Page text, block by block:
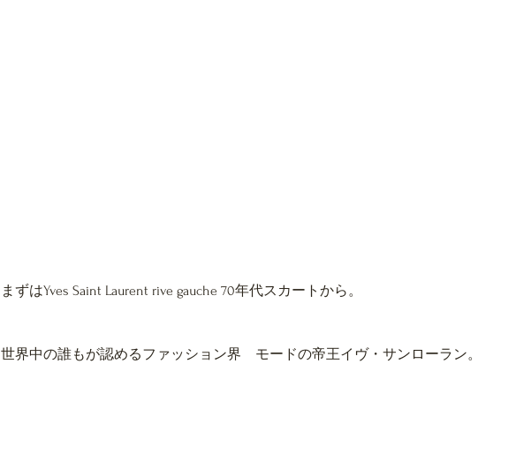
まずはYves Saint Laurent rive gauche 70年代スカートから。
世界中の誰もが認めるファッション界　モードの帝王イヴ・サンローラン。